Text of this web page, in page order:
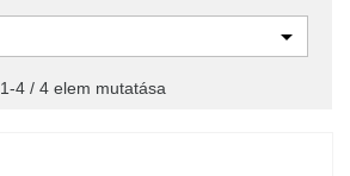

1-4 / 4 elem mutatása